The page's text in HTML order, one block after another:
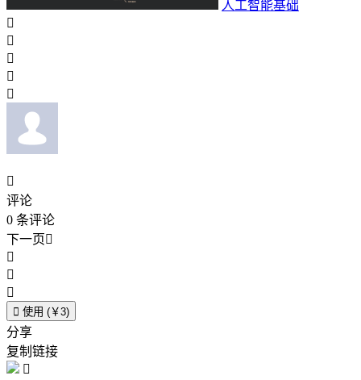
人工智能基础






评论
0 条评论
下一页



 使用 (￥3)
分享
复制链接
